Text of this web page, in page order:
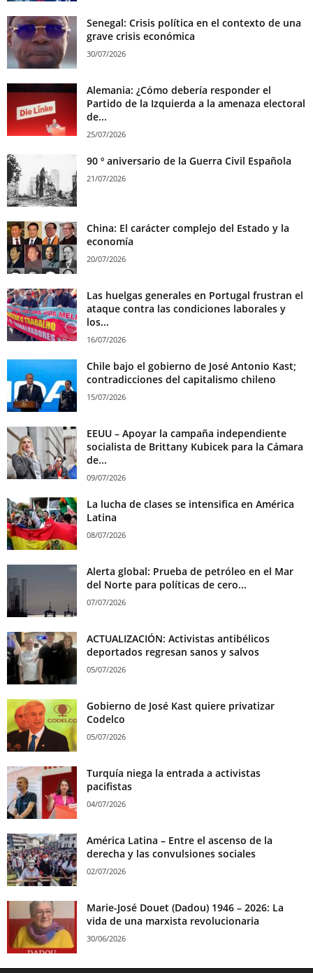
Senegal: Crisis política en el contexto de una
grave crisis económica
30/07/2026
Alemania: ¿Cómo debería responder el
Partido de la Izquierda a la amenaza electoral
de...
25/07/2026
90 º aniversario de la Guerra Civil Española
21/07/2026
China: El carácter complejo del Estado y la
economía
20/07/2026
Las huelgas generales en Portugal frustran el
ataque contra las condiciones laborales y
los...
16/07/2026
Chile bajo el gobierno de José Antonio Kast;
contradicciones del capitalismo chileno
15/07/2026
EEUU – Apoyar la campaña independiente
socialista de Brittany Kubicek para la Cámara
de...
09/07/2026
La lucha de clases se intensifica en América
Latina
08/07/2026
Alerta global: Prueba de petróleo en el Mar
del Norte para políticas de cero...
07/07/2026
ACTUALIZACIÓN: Activistas antibélicos
deportados regresan sanos y salvos
05/07/2026
Gobierno de José Kast quiere privatizar
Codelco
05/07/2026
Turquía niega la entrada a activistas
pacifistas
04/07/2026
América Latina – Entre el ascenso de la
derecha y las convulsiones sociales
02/07/2026
Marie-José Douet (Dadou) 1946 – 2026: La
vida de una marxista revolucionaria
30/06/2026